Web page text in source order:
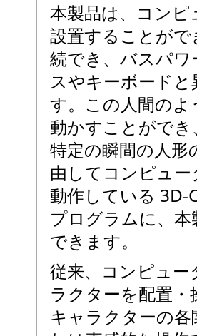
本製品は、コン
設置することが
続でき、バスパ
スやキーボード
す。この人間のよ
動かすことがで
特定の瞬間の人形
由してコンピュ
動作している 3D-
プログラムに、
できます。
従来、コンピュー
ラクターを配置
キャラクターの